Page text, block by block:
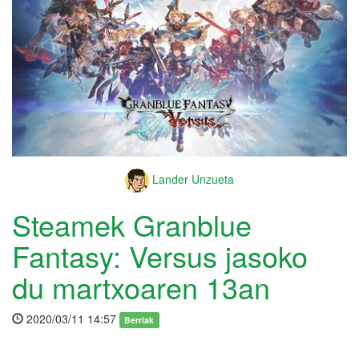
Lander Unzueta
Steamek Granblue
Fantasy: Versus jasoko
du martxoaren 13an
2020/03/11 14:57 Berriak